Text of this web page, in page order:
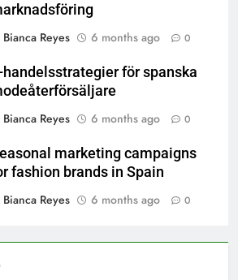
Bianca Reyes
6 months ago 0
handelsstrategier för spanska
Bianca Reyes
6 months ago 0
marketing campaigns
fashion brands in Spain
Bianca Reyes
6 months ago 0